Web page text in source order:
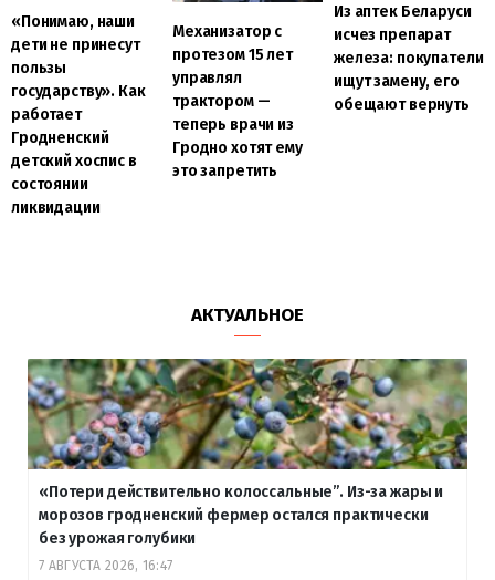
«Понимаю, наши
дети не принесут
пользы
государству». Как
работает
Гродненский
детский хоспис в
состоянии
ликвидации
Механизатор с
протезом 15 лет
управлял
трактором —
теперь врачи из
Гродно хотят ему
это запретить
Из аптек Беларуси
исчез препарат
железа: покупатели
ищут замену, его
обещают вернуть
АКТУАЛЬНОЕ
«Потери действительно колоссальные”. Из-за жары и
морозов гродненский фермер остался практически
без урожая голубики
7 АВГУСТА 2026, 16:47